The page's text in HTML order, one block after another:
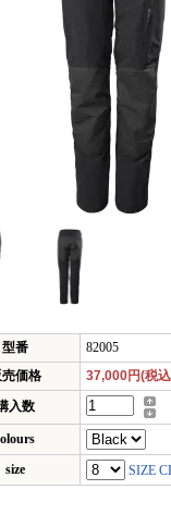
型番
82005
価格
37,000円(税
入数
size
SIZE